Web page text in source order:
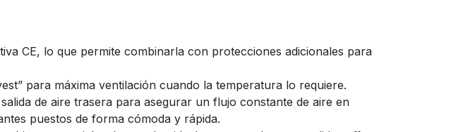
CE, lo que permite combinarla con protecciones adicionales para
para máxima ventilación cuando la temperatura lo requiere.
de aire trasera para asegurar un flujo constante de aire en
puestos de forma cómoda y rápida.